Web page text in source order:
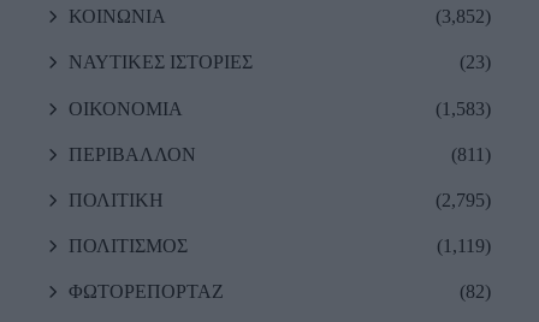
ΚΟΙΝΩΝΙΑ (3,852)
ΝΑΥΤΙΚΕΣ ΙΣΤΟΡΙΕΣ (23)
ΟΙΚΟΝΟΜΙΑ (1,583)
ΠΕΡΙΒΑΛΛΟΝ (811)
ΠΟΛΙΤΙΚΗ (2,795)
ΠΟΛΙΤΙΣΜΟΣ (1,119)
ΦΩΤΟΡΕΠΟΡΤΑΖ (82)